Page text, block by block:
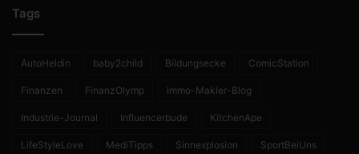
Tags
AutoHeldin baby2child Bildungsecke ComicStation
Finanzen FinanzOlymp Immo-Makler-Blog
Industrie-Journal Influencerbude KitchenApe
LifeStyleLove MediTipps Sinnexplosion SportBeiUns